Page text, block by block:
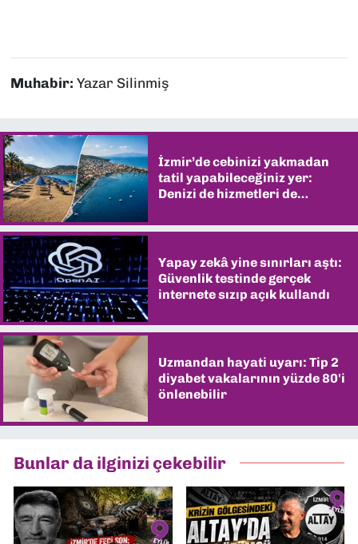
Muhabir: Yazar Silinmiş
İzmir’de cebinizi yakmadan
tatil yapabileceğiniz yer:
Denizi de hizmetleri de
Yapay zekâ yine sınırları aştı:
Güvenlik testinde gerçek
internete sızıp açık kullandı
Uzmandan hayati uyarı: Tip 2
diyabet vakalarının yüzde 80'i
önlenebilir
Bunlar da ilginizi çekebilir